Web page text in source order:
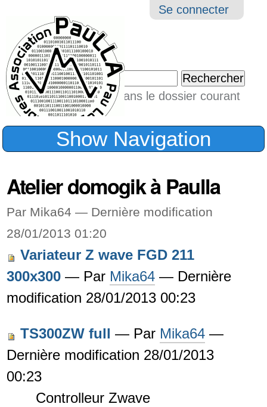
Outils
Se connecter
Chercher par
Seulement dans le dossier courant
Recherche
Show Navigation
Atelier domogik à Paulla
Par Mika64 — Dernière modification
28/01/2013 01:20
Variateur Z wave FGD 211
300x300 — Par Mika64— Dernière
modification 28/01/2013 00:23
TS300ZW full — Par Mika64—
Dernière modification 28/01/2013
00:23
Controlleur Zwave